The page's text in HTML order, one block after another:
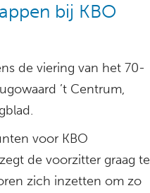
bij KBO
de viering van het 70-
’t Centrum,
voor KBO
de voorzitter graag te
zich inzetten om zo